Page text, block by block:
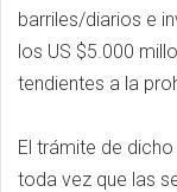
barriles/diarios e
los US $5.000
tendientes a la
El trámite de
toda vez que las